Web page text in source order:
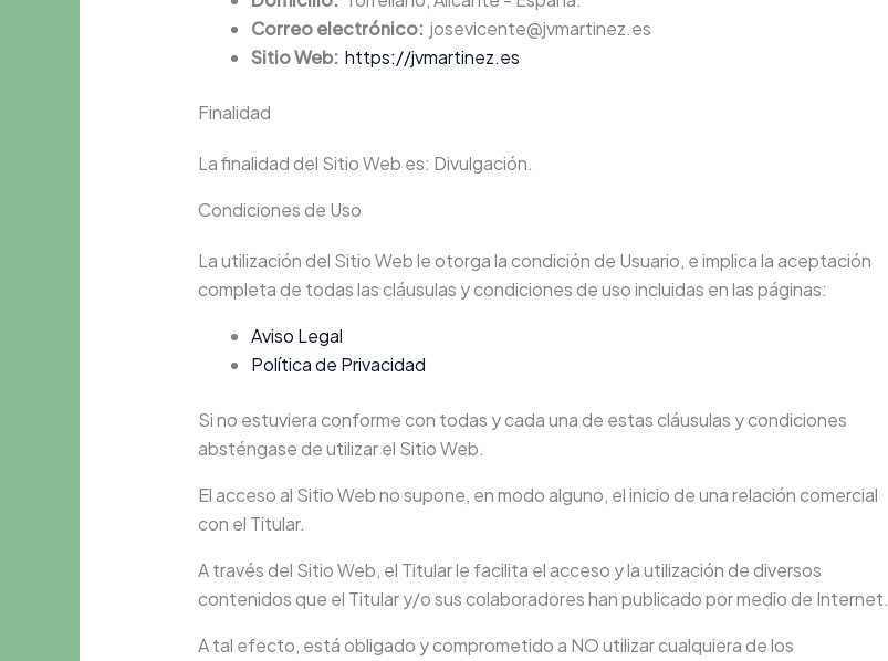
Correo electrónico:josevicente@jvmartinez.es
Sitio Web: https://jvmartinez.es
Finalidad
La finalidad del Sitio Web es: Divulgación.
Condiciones de Uso
La utilización del Sitio Web le otorga la condición de Usuario, e implica la aceptación
completa de todas las cláusulas y condiciones de uso incluidas en las páginas:
Aviso Legal
Política de Privacidad
Si no estuviera conforme con todas y cada una de estas cláusulas y condiciones
absténgase de utilizar el Sitio Web.
El acceso al Sitio Web no supone, en modo alguno, el inicio de una relación comercial
con el Titular.
A través del Sitio Web, el Titular le facilita el acceso y la utilización de diversos
contenidos que el Titular y/o sus colaboradores han publicado por medio de Internet.
A tal efecto, está obligado y comprometido a NO utilizar cualquiera de los